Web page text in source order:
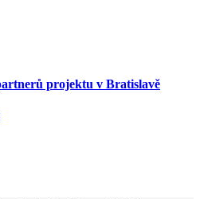
projektu v Bratislavě